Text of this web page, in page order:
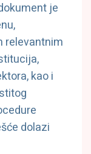
je
relevantnim
kao i
dolazi